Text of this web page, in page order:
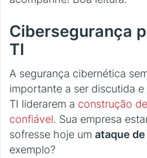
Cibersegurança
TI
A segurança cibernética
importante a ser discutida
TI liderarem a construção
confiável. Sua empresa
sofresse hoje um ataque
exemplo?